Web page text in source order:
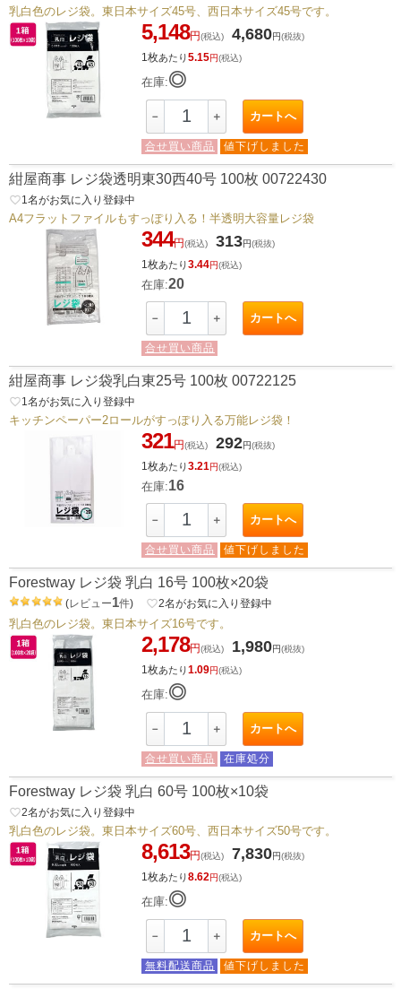
乳白色のレジ袋。東日本サイズ45号、西日本サイズ45号です。
5,148円(税込) 4,680円(税抜)
1枚あたり5.15円(税込)
在庫:◎
－ ＋ カートへ
合せ買い商品 値下げしました
紺屋商事 レジ袋透明東30西40号 100枚 00722430
favorite_border1 名がお気に入り登録中
A4フラットファイルもすっぽり入る！半透明大容量レジ袋
344円(税込) 313円(税抜)
1枚あたり3.44円(税込)
在庫:20
－ ＋ カートへ
合せ買い商品
紺屋商事 レジ袋乳白東25号 100枚 00722125
favorite_border1 名がお気に入り登録中
キッチンペーパー2ロールがすっぽり入る万能レジ袋！
321円(税込) 292円(税抜)
1枚あたり3.21円(税込)
在庫:16
－ ＋ カートへ
合せ買い商品 値下げしました
Forestway レジ袋 乳白 16号 100枚×20袋
(レビュー1件) favorite_border2名がお気に入り登録中
乳白色のレジ袋。東日本サイズ16号です。
2,178円(税込) 1,980円(税抜)
1枚あたり1.09円(税込)
在庫:◎
－ ＋ カートへ
合せ買い商品 在庫処分
Forestway レジ袋 乳白 60号 100枚×10袋
favorite_border2名がお気に入り登録中
乳白色のレジ袋。東日本サイズ60号、西日本サイズ50号です。
8,613円(税込) 7,830円(税抜)
1枚あたり8.62円(税込)
在庫:◎
－ ＋ カートへ
無料配送商品 値下げしました